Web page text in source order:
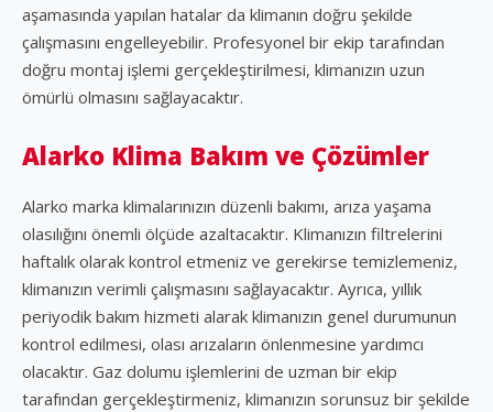
aşamasında yapılan hatalar da klimanın doğru şekilde
çalışmasını engelleyebilir. Profesyonel bir ekip tarafından
doğru montaj işlemi gerçekleştirilmesi, klimanızın uzun
ömürlü olmasını sağlayacaktır.
Alarko Klima Bakım ve Çözümler
Alarko marka klimalarınızın düzenli bakımı, arıza yaşama
olasılığını önemli ölçüde azaltacaktır. Klimanızın filtrelerini
haftalık olarak kontrol etmeniz ve gerekirse temizlemeniz,
klimanızın verimli çalışmasını sağlayacaktır. Ayrıca, yıllık
periyodik bakım hizmeti alarak klimanızın genel durumunun
kontrol edilmesi, olası arızaların önlenmesine yardımcı
olacaktır. Gaz dolumu işlemlerini de uzman bir ekip
tarafından gerçekleştirmeniz, klimanızın sorunsuz bir şekilde